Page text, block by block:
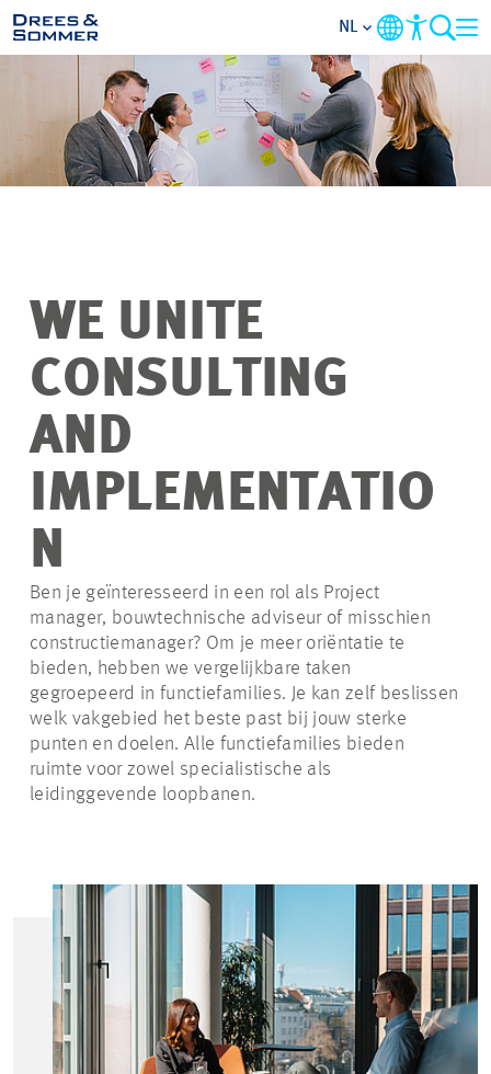
OVERZICHT
OVER ONS
STARTERSFUNCTIES
VACATURES
NL
WE UNITE
CONSULTING
AND
IMPLEMENTATIO
N
Ben je geïnteresseerd in een rol als Project
manager, bouwtechnische adviseur of misschien
constructiemanager? Om je meer oriëntatie te
bieden, hebben we vergelijkbare taken
gegroepeerd in functiefamilies. Je kan zelf beslissen
welk vakgebied het beste past bij jouw sterke
punten en doelen. Alle functiefamilies bieden
ruimte voor zowel specialistische als
leidinggevende loopbanen.